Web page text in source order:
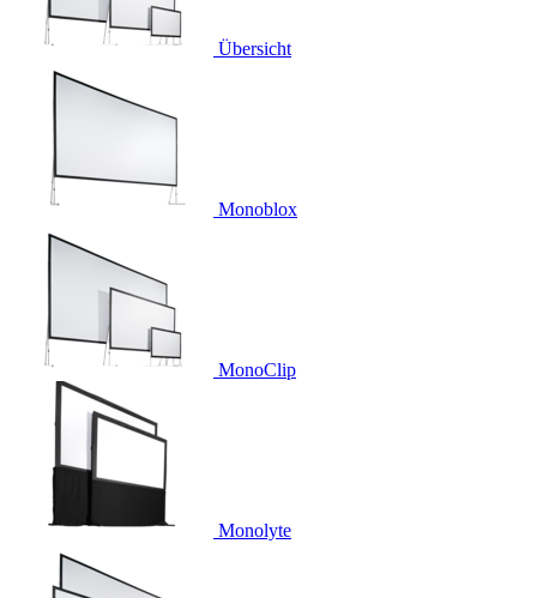
Übersicht
Monoblox
MonoClip
Monolyte